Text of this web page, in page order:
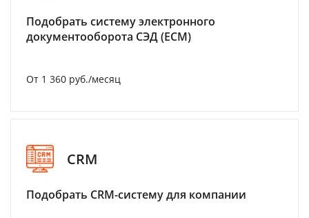
Подобрать систему электронного
документооборота СЭД (ECM)
От 1 360 руб./месяц
CRM
Подобрать CRM-систему для компании